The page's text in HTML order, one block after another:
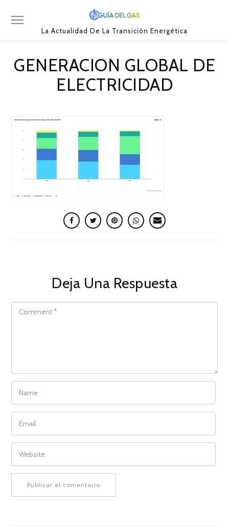
La Actualidad De La Transición Energética
GENERACION GLOBAL DE
ELECTRICIDAD
Deja Una Respuesta
COMMENT
NAME
EMAIL
WEBSITE